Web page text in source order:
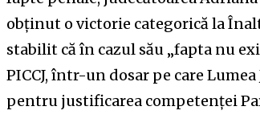
obținut o victorie categorică la
stabilit că în cazul său „fapta nu
PICCJ, într-un dosar pe care
pentru justificarea competenței